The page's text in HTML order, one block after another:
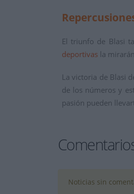
El triunfo de Blasi
deportivas la
La victoria de Blasi
de los números y
pasión pueden
Noticias sin